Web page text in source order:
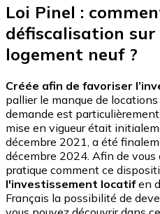
Loi Pinel :
défiscalisation sur
logement neuf ?
Créée afin de favoriser
pallier le manque de
demande est particulièrement
mise en vigueur était
décembre 2021, a été
décembre 2024. Afin de vous
pratique comment ce
l'investissement locatifen
Français la possibilité de